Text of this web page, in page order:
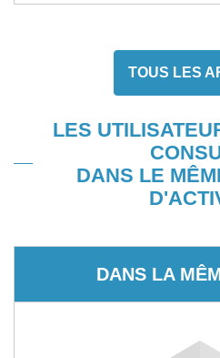
TOUS LES
LES
DANS LE
DANS LA